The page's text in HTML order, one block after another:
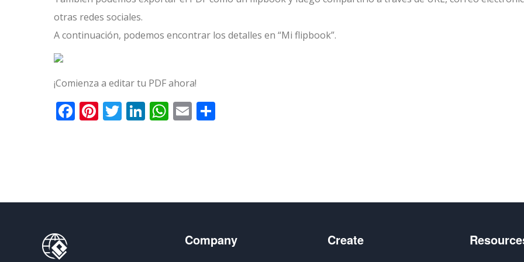
otras redes sociales.
A continuación, podemos encontrar los detalles en “Mi flipbook”.
¡Comienza a editar tu PDF ahora!
Facebook
Pinterest
Twitter
LinkedIn
WhatsApp
Email
Company Create